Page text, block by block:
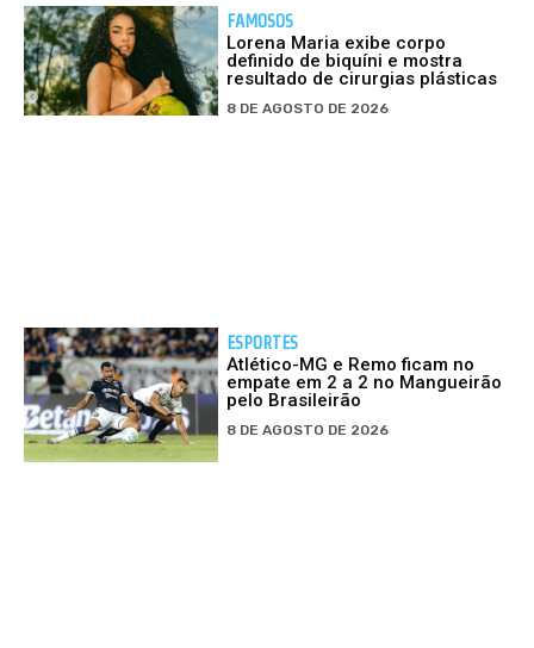
FAMOSOS
Lorena Maria exibe corpo
definido de biquíni e mostra
resultado de cirurgias plásticas
8 DE AGOSTO DE 2026
ESPORTES
Atlético-MG e Remo ficam no
empate em 2 a 2 no Mangueirão
pelo Brasileirão
8 DE AGOSTO DE 2026